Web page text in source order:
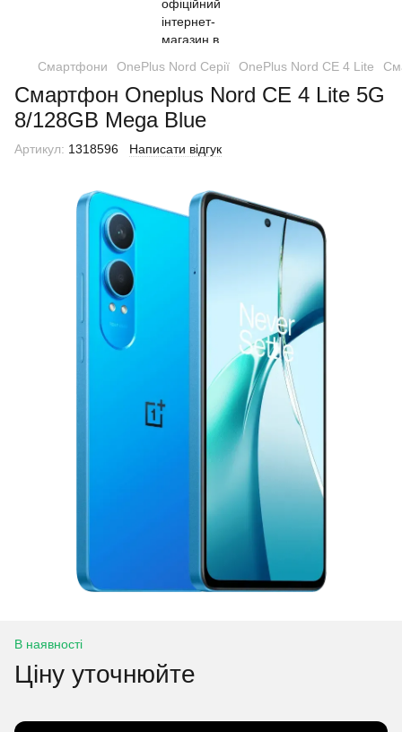
Смартфони OnePlus Nord Серії OnePlus Nord CE 4 Lite
Смартфон Oneplus Nord CE 4 Lite 5G
8/128GB Mega Blue
Артикул: 1318596 Написати відгук
В наявності
Ціну уточнюйте